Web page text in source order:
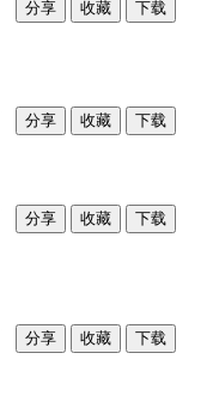
分享 收藏 下载
分享 收藏 下载
分享 收藏 下载
分享 收藏 下载